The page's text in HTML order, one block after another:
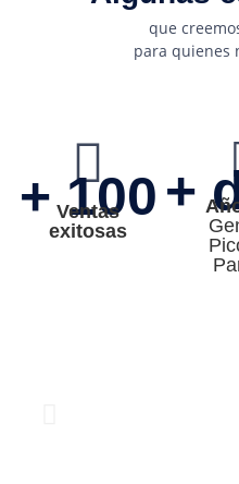
que
para quienes
+ 100
Ventas
exitosas
+